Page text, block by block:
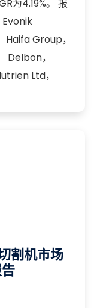
为4.19%。 报
Group，
Delbon，
Ltd，
割机市场